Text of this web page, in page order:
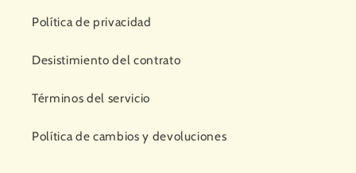
Política de privacidad
Desistimiento del contrato
Términos del servicio
Política de cambios y devoluciones